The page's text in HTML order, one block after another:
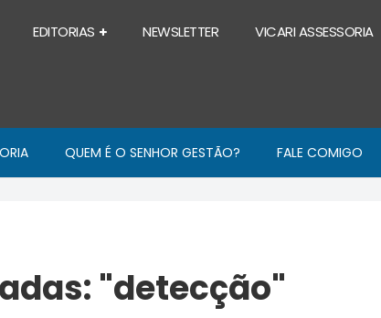
EDITORIAS NEWSLETTER VICARI ASSESSORIA
QUEM É O SENHOR GESTÃO? FALE COMIGO
"detecção"